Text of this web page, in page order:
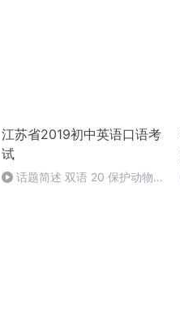
江苏省2019初中英语口语考
试
话题简述 双语 20 保护动物